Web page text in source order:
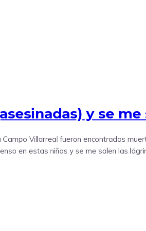
y se
Villarreal fueron encontradas
en estas niñas y se me salen las